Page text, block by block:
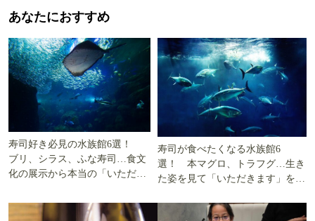
あなたにおすすめ
寿司好き必見の水族館6選！
ブリ、シラス、ふな寿司…食文
化の展示から本当の「いただき
寿司が食べたくなる水族館6
選！ 本マグロ、トラフグ…生き
た姿を見て「いただきます」を考